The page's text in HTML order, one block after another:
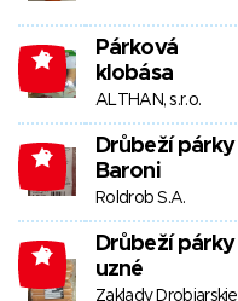
-8
Párková
klobása
ALTHAN, s.r.o.
-9
Drůbeží párky
Baroni
Roldrob S.A.
-9
Drůbeží párky
uzné
Zaklady Drobiarskie